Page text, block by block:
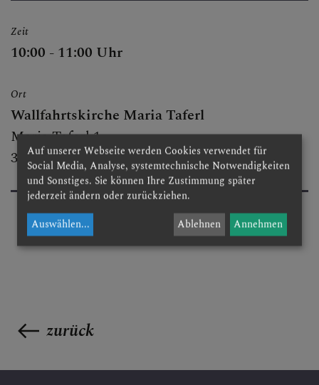
FESTE & FEIERN
GRUPPEN & RUNDEN
GOTTESDIENSTORDNUN
G
Zeit
10:00 - 11:00 Uhr
Ort
Wallfahrtskirche Maria Taferl
Maria Taferl 1
3672 Maria Taferl
zurück
Auf unserer Webseite werden Cookies verwendet für
Social Media, Analyse, systemtechnische Notwendigkeiten
und Sonstiges. Sie können Ihre Zustimmung später
jederzeit ändern oder zurückziehen.
Auswählen... Ablehnen Annehmen